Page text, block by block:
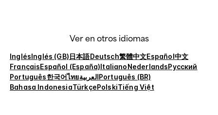
Ver en otros idiomas
InglésInglés (GB)日本語Deutsch繁體中文Español中文
FrançaisEspañol (España)ItalianoNederlandsРусский
Português한국어ไทยالعربيةPortuguês (BR)
Bahasa IndonesiaTürkçePolskiTiếng Việt